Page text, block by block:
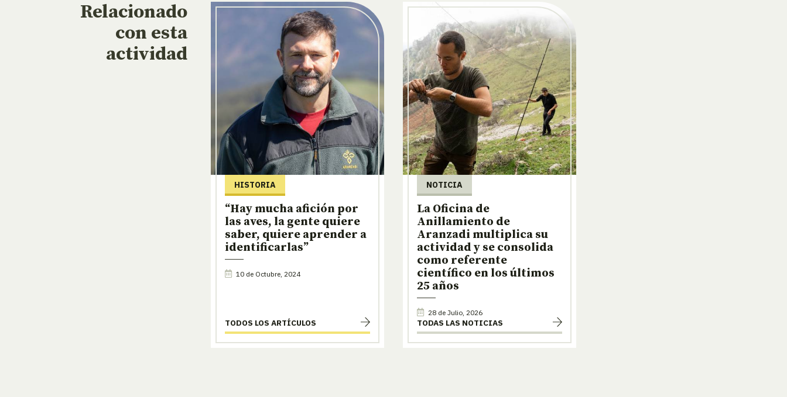
Relacionado
con esta
actividad
HISTORIA
“Hay mucha afición por
las aves, la gente quiere
saber, quiere aprender a
identificarlas”
10 de Octubre, 2024
TODOS LOS ARTÍCULOS
NOTICIA
La Oficina de
Anillamiento de
Aranzadi multiplica su
actividad y se consolida
como referente
científico en los últimos
25 años
28 de Julio, 2026
TODAS LAS NOTICIAS